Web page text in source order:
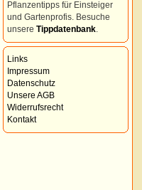
Pflanzentipps für Einsteiger
und Gartenprofis. Besuche
unsere Tippdatenbank
Links
Impressum
Datenschutz
Unsere AGB
Widerrufsrecht
Kontakt